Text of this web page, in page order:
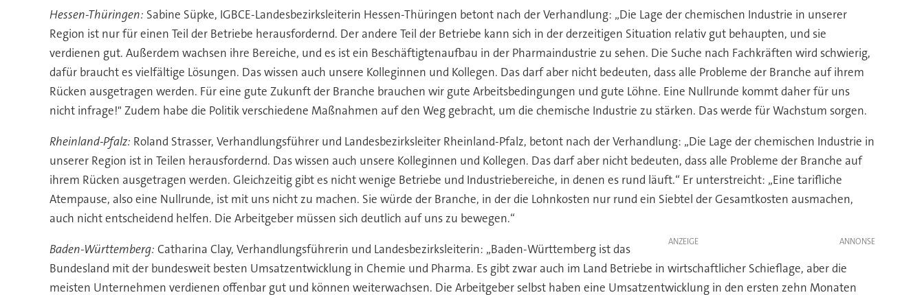
Hessen-Thüringen: Sabine Süpke, IGBCE-Landesbezirksleiterin Hessen-Thüringen betont nach der Verhandlung: „Die Lage der chemischen Industrie in unserer
Region ist nur für einen Teil der Betriebe herausfordernd. Der andere Teil der Betriebe kann sich in der derzeitigen Situation relativ gut behaupten, und sie
verdienen gut. Außerdem wachsen ihre Bereiche, und es ist ein Beschäftigtenaufbau in der Pharmaindustrie zu sehen. Die Suche nach Fachkräften wird schwierig,
dafür braucht es vielfältige Lösungen. Das wissen auch unsere Kolleginnen und Kollegen. Das darf aber nicht bedeuten, dass alle Probleme der Branche auf ihrem
Rücken ausgetragen werden. Für eine gute Zukunft der Branche brauchen wir gute Arbeitsbedingungen und gute Löhne. Eine Nullrunde kommt daher für uns
nicht infrage!" Zudem habe die Politik verschiedene Maßnahmen auf den Weg gebracht, um die chemische Industrie zu stärken. Das werde für Wachstum sorgen.
Rheinland-Pfalz: Roland Strasser, Verhandlungsführer und Landesbezirksleiter Rheinland-Pfalz, betont nach der Verhandlung: „Die Lage der chemischen Industrie in
unserer Region ist in Teilen herausfordernd. Das wissen auch unsere Kolleginnen und Kollegen. Das darf aber nicht bedeuten, dass alle Probleme der Branche auf
ihrem Rücken ausgetragen werden. Gleichzeitig gibt es nicht wenige Betriebe und Industriebereiche, in denen es rund läuft.“ Er unterstreicht: „Eine tarifliche
Atempause, also eine Nullrunde, ist mit uns nicht zu machen. Sie würde der Branche, in der die Lohnkosten nur rund ein Siebtel der Gesamtkosten ausmachen,
auch nicht entscheidend helfen. Die Arbeitgeber müssen sich deutlich auf uns zu bewegen.“
ANZEIGE
Baden-Württemberg: Catharina Clay, Verhandlungsführerin und Landesbezirksleiterin: „Baden-Württemberg ist das
Bundesland mit der bundesweit besten Umsatzentwicklung in Chemie und Pharma. Es gibt zwar auch im Land Betriebe in wirtschaftlicher Schieflage, aber die
meisten Unternehmen verdienen offenbar gut und können weiterwachsen. Die Arbeitgeber selbst haben eine Umsatzentwicklung in den ersten zehn Monaten